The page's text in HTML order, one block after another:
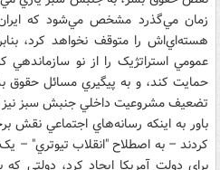
زمان مي‌گذرد مشخص مي‌شود که ايران
هسته‌اي‌اش را متوقف نخواهد کرد،
عمومي استراتژيک را از نو
حمايت کند، و به پيگيري مسائل حقوق
تضعيف مشروعيت داخلي جنبش سبز نيز
باور به اينکه رسانه‌هاي اجتماعي نقش
کردند – به اصطلاح "انقلاب تيوتري"
براي دولت آمريکا ايجاد کرد، دولتي که